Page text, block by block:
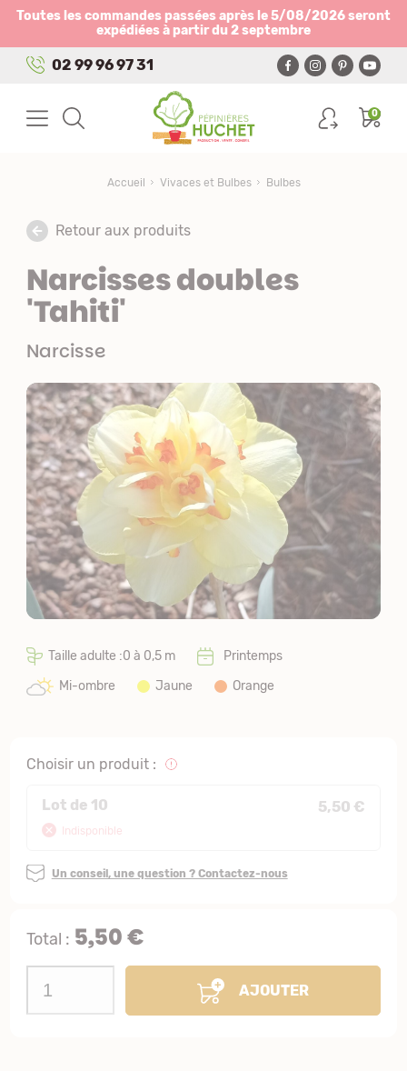
Toutes les commandes passées après le 5/08/2026 seront
expédiées à partir du 2 septembre
02 99 96 97 31
0
Accueil Vivaces et Bulbes Bulbes
Retour aux produits
Narcisses doubles
'Tahiti'
Narcisse
Taille adulte :0 à 0,5 m
Printemps
Mi-ombre
Jaune Orange
Choisir un produit :
Lot de 10 5,50 €
Indisponible
Un conseil, une question ? Contactez-nous
Total : 5,50 €
AJOUTER
Panneau de gestion des cookies